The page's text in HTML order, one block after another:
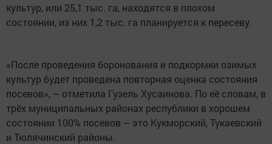
культур, или 25,1 тыс. га, находятся в плохом
состоянии, из них 1,2 тыс. га планируется к пересеву.
«После проведения боронования и подкормки озимых
культур будет проведена повторная оценка состояния
посевов», – отметила Гузель Хусаинова. По её словам, в
трёх муниципальных районах республики в хорошем
состоянии 100% посевов – это Кукморский, Тукаевский
и Тюлячинский районы.